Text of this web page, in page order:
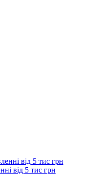
від 5 тис грн